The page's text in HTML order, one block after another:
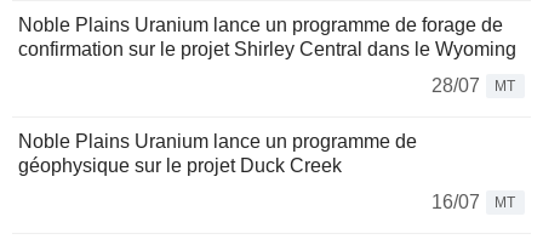
Noble Plains Uranium lance un programme de forage de
confirmation sur le projet Shirley Central dans le Wyoming
28/07
MT
Noble Plains Uranium lance un programme de
géophysique sur le projet Duck Creek
16/07
MT